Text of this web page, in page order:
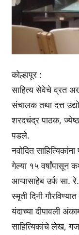
कोल्हापूर :
साहित्य सेवेचे व्रत
संचालक तथा दत्त
शरदचंद्र पाठक, ज्येष्ठ
पडले.
नवोदित
गेल्या १५ वर्षांपासून
आप्पासाहेब उर्फ सा.
स्मृती दिनी
यंदाच्या दीपावली
साहित्यिकांचे लेख,